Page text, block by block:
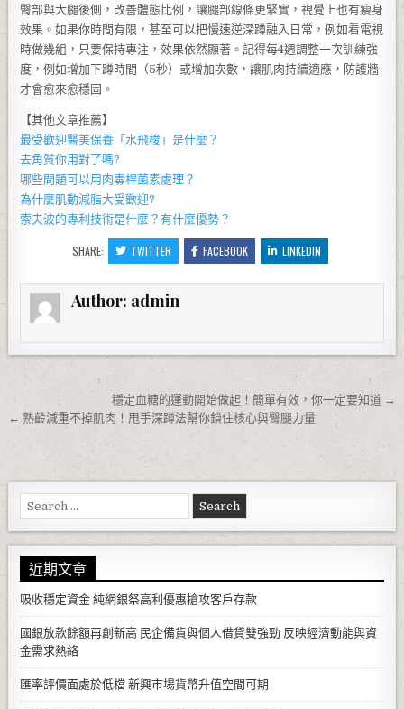
臀部與大腿後側，改善體態比例，讓腿部線條更緊實，視覺上也有瘦身
效果。如果你時間有限，甚至可以把慢速逆深蹲融入日常，例如看電視
時做幾組，只要保持專注，效果依然顯著。記得每4週調整一次訓練強
度，例如增加下蹲時間（5秒）或增加次數，讓肌肉持續適應，防護牆
才會愈來愈穩固。
【其他文章推薦】
最受歡迎醫美保養「水飛梭 」是什麼？
去角質你用對了嗎?
哪些問題可以用 肉毒桿菌素處理？
為什麼肌動減脂大受歡迎?
索夫波的專利技術是什麼？有什麼優勢？
SHARE: TWITTER FACEBOOK LINKEDIN
Author: admin
文章導覽
穩定血糖的運動開始做起！簡單有效，你一定要知道 →
← 熟齡減重不掉肌肉！甩手深蹲法幫你鎖住核心與臀腿力量
Search for:
近期文章
吸收穩定資金 純網銀祭高利優惠搶攻客戶存款
國銀放款餘額再創新高 民企備貨與個人借貸雙強勁 反映經濟動能與資
金需求熱絡
匯率評價面處於低檔 新興市場貨幣升值空間可期